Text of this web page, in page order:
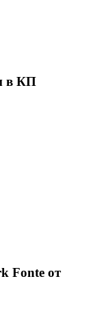
в КП
Fonte от